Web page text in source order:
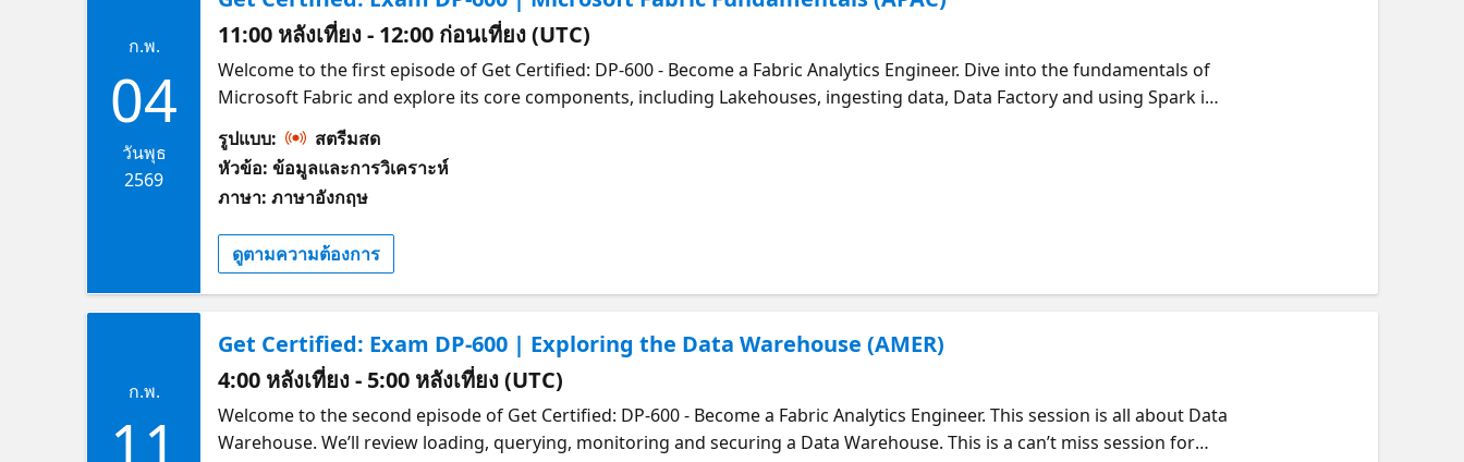
ก.พ.
04
วันพุธ
2569
11:00 หลังเที่ยง - 12:00 ก่อนเที่ยง (UTC)
Welcome to the first episode of Get Certified: DP-600 - Become a Fabric Analytics Engineer. Dive into the fundamentals of
Microsoft Fabric and explore its core components, including Lakehouses, ingesting data, Data Factory and using Spark in
Fabric. This session sets the stage for the series, covering how Fabric’s unified architecture streamlines data workflows.
For your convenience this session is available live in two time zones and on-demand following the live presentations.
Check out the alternate stream here.
รูปแบบ:
สตรีมสด
หัวข้อ: ข้อมูลและการวิเคราะห์
ภาษา: ภาษาอังกฤษ
ดูตามความต้องการ
ก.พ.
11
Get Certified: Exam DP-600 | Exploring the Data Warehouse (AMER)
4:00 หลังเที่ยง - 5:00 หลังเที่ยง (UTC)
Welcome to the second episode of Get Certified: DP-600 - Become a Fabric Analytics Engineer. This session is all about Data
Warehouse. We’ll review loading, querying, monitoring and securing a Data Warehouse. This is a can’t miss session for